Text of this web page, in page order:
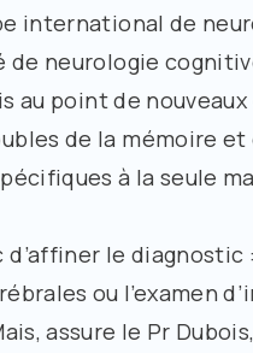
international de
de neurologie
au point de
de la mémoire
à la seule
le
ou l’examen
assure le Pr